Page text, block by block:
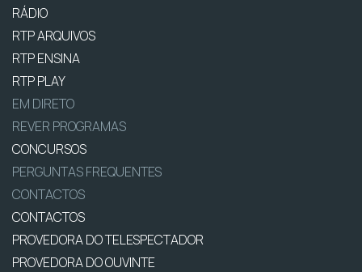
RÁDIO
RTP ARQUIVOS
RTP ENSINA
RTP PLAY
EM DIRETO
REVER PROGRAMAS
CONCURSOS
PERGUNTAS FREQUENTES
CONTACTOS
CONTACTOS
PROVEDORA DO TELESPECTADOR
PROVEDORA DO OUVINTE